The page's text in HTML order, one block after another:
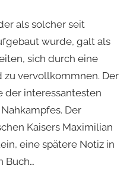
als solcher seit
wurde, galt als
sich durch eine
zu vervollkommnen. Der
der interessantesten
Der
Kaisers Maximilian
eine spätere Notiz in
Buch…